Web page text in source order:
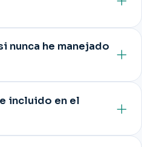
nunca he manejado
incluido en el